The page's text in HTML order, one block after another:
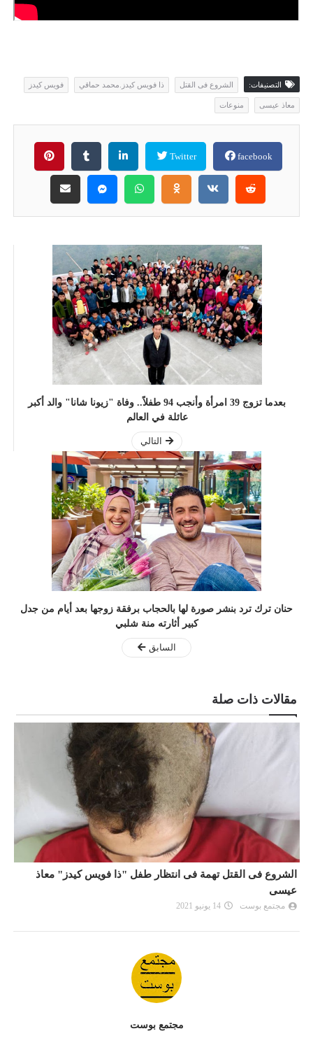
التصنيفات: الشروع فى القتل ذا فويس كيدز.محمد حماقي فويس كيدز
معاذ عيسى منوعات
facebook
Twitter
بعدما تزوج 39 امرأة وأنجب 94 طفلاً.. وفاة "زيونا شانا" والد أكبر
عائلة في العالم
التالي
حنان ترك ترد بنشر صورة لها بالحجاب برفقة زوجها بعد أيام من جدل
كبير أثارته منة شلبي
السابق
مقالات ذات صلة
الشروع فى القتل تهمة فى انتظار طفل "ذا فويس كيدز" معاذ
عيسى
مجتمع بوست 14 يونيو 2021
مجتمع بوست